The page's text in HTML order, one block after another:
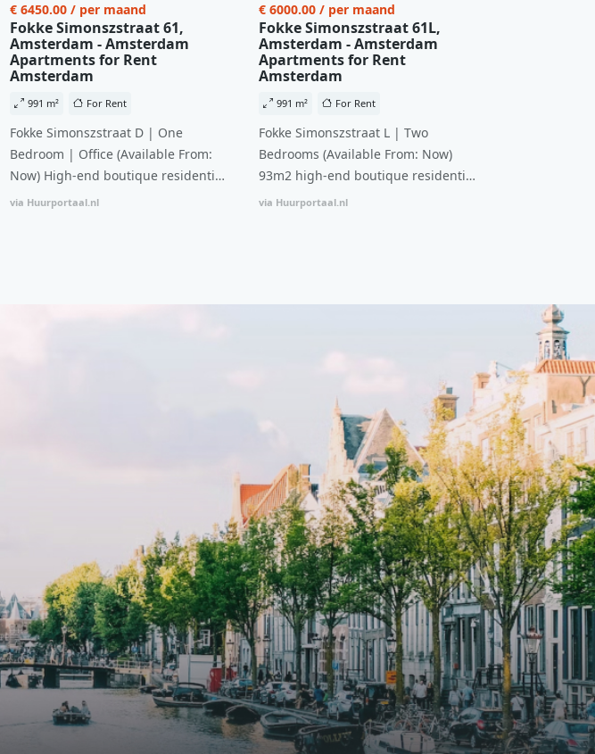
€ 6450.00 / per maand
Fokke Simonszstraat 61,
Amsterdam - Amsterdam
Apartments for Rent
Amsterdam
991 m² For Rent
Fokke Simonszstraat D | One
Bedroom | Office (Available From:
Now) High-end boutique residential
complex in De Pijp feautring an
storage and secure bicycle parking
with an elegant lobby with an
elevator and green communal
spaces.The building incorporates
solar panels to generate energy
supply. The windows have solar
control glazing, and the apartments
have climate control driven by a
thermal energy storage system.
Underfloor heating and cooling
via Huurportaal.nl
€ 6000.00 / per maand
Fokke Simonszstraat 61L,
Amsterdam - Amsterdam
Apartments for Rent
Amsterdam
991 m² For Rent
Fokke Simonszstraat L | Two
Bedrooms (Available From: Now)
93m2 high-end boutique residential
complex in De Pijp feautring an
93m2, ready-to-live, contemporary
spaces.The building incorporates
solar panels to generate energy
supply. The windows have solar
control glazing, and the apartments
have climate control driven by a
thermal energy storage system.
Underfloor heating and cooling
contribute to a healthy indoor
environment. The atriums' seasonal
green walls provide natural summer
cooling, improved air quality and
acoustics, and are specially
designed to attract native birds and
butterflies.The bright residence
features an efficient and functional
open floor plan, a unique custom
via Huurportaal.nl